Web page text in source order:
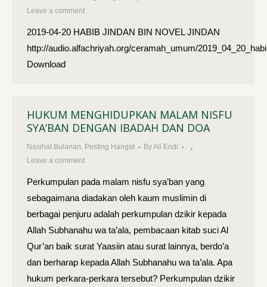
Leave a comment
2019-04-20 HABIB JINDAN BIN NOVEL JINDAN
http://audio.alfachriyah.org/ceramah_umum/
Download
HUKUM MENGHIDUPKAN MALAM NISFU
SYA’BAN DENGAN IBADAH DAN DOA
Nasihat Bulanan, Posting Hangat ByAli Endi
Leave a comment
Perkumpulan pada malam nisfu sya’ban yang
sebagaimana diadakan oleh kaum muslimin di
berbagai penjuru adalah perkumpulan dzikir kepada
Allah Subhanahu wa ta’ala, pembacaan kitab suci Al
Qur’an baik surat Yaasiin atau surat lainnya, berdo’a
dan berharap kepada Allah Subhanahu wa ta’ala. Apa
hukum perkara‐perkara tersebut? Perkumpulan dzikir